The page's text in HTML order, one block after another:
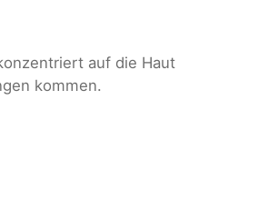
auf die Haut
kommen.